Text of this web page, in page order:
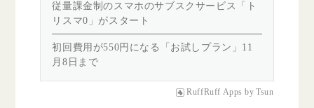
従量課金制のスマホのサブスクサービス「ト
リスマ0」がスタート
初回費用が550円になる「お試しプラン」11
月8日まで
RuffRuff Apps by Tsun